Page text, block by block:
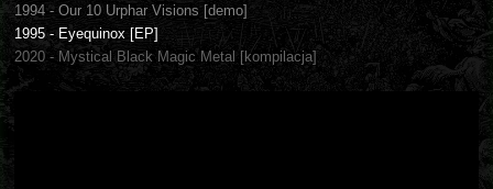
1994 - Our 10 Urphar Visions [demo]
1995 - Eyequinox [EP]
2020 - Mystical Black Magic Metal [kompilacja]